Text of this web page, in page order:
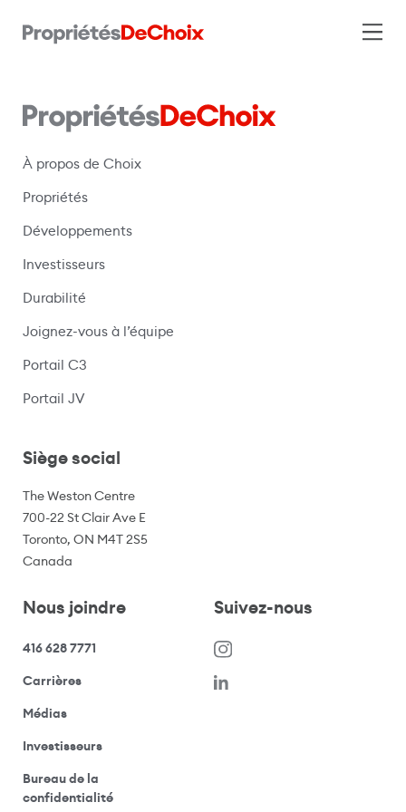
À propos de Choix
Propriétés
Développements
Investisseurs
Durabilité
Joignez-vous à l’équipe
Portail C3
Portail JV(s’ouvre dans une nouvelle fenêtre)
Siège social
The Weston Centre
700-22 St Clair Ave E
Toronto, ON M4T 2S5
Canada
Nous joindre
416 628 7771
Carrières(s’ouvre dans une nouvelle fenêtre)
Médias(ouvre votre application de messagerie)
Investisseurs(ouvre votre application de messagerie)
Bureau de la
confidentialité(ouvre votre application de messagerie)
Suivez-nous